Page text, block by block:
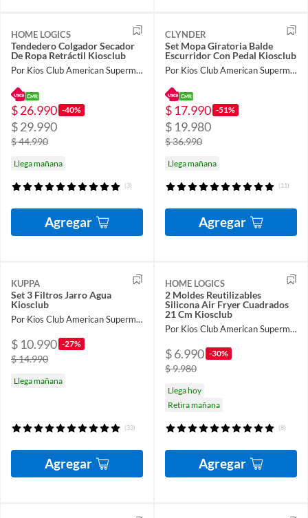
HOME LOGICS
Tendedero Colgador Secador
De Ropa Retráctil Kiosclub
Por Kios Club American Supermarket
$ 26.990 -40%
$ 29.990
$ 44.990
Llega mañana
(3)
Agregar
CLYNDER
Set Mopa Giratoria Balde
Escurridor Con Pedal Kiosclub
Por Kios Club American Supermarket
$ 17.990 -51%
$ 19.980
$ 36.990
Llega mañana
(11)
Agregar
KUPPA
Set 3 Filtros Jarro Agua
Kiosclub
Por Kios Club American Supermarket
$ 10.990 -27%
$ 14.990
Llega mañana
(33)
Agregar
HOME LOGICS
2 Moldes Reutilizables
Silicona Air Fryer Cuadrados
21 Cm Kiosclub
Por Kios Club American Supermarket
$ 6.990 -30%
$ 9.980
Llega hoy
Retira mañana
(8)
Agregar